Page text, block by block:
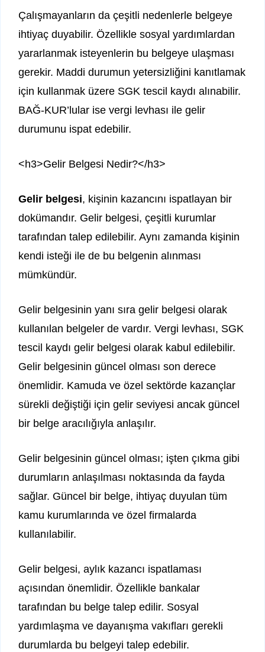
Çalışmayanların da çeşitli nedenlerle belgeye
ihtiyaç duyabilir. Özellikle sosyal yardımlardan
yararlanmak isteyenlerin bu belgeye ulaşması
gerekir. Maddi durumun yetersizliğini kanıtlamak
için kullanmak üzere SGK tescil kaydı alınabilir.
BAĞ-KUR’lular ise vergi levhası ile gelir
durumunu ispat edebilir.
<h3>Gelir Belgesi Nedir?</h3>
Gelir belgesi, kişinin kazancını ispatlayan bir
dokümandır. Gelir belgesi, çeşitli kurumlar
tarafından talep edilebilir. Aynı zamanda kişinin
kendi isteği ile de bu belgenin alınması
mümkündür.
Gelir belgesinin yanı sıra gelir belgesi olarak
kullanılan belgeler de vardır. Vergi levhası, SGK
tescil kaydı gelir belgesi olarak kabul edilebilir.
Gelir belgesinin güncel olması son derece
önemlidir. Kamuda ve özel sektörde kazançlar
sürekli değiştiği için gelir seviyesi ancak güncel
bir belge aracılığıyla anlaşılır.
Gelir belgesinin güncel olması; işten çıkma gibi
durumların anlaşılması noktasında da fayda
sağlar. Güncel bir belge, ihtiyaç duyulan tüm
kamu kurumlarında ve özel firmalarda
kullanılabilir.
Gelir belgesi, aylık kazancı ispatlaması
açısından önemlidir. Özellikle bankalar
tarafından bu belge talep edilir. Sosyal
yardımlaşma ve dayanışma vakıfları gerekli
durumlarda bu belgeyi talep edebilir.